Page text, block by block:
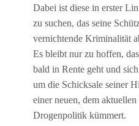
Dabei ist diese in erster
zu suchen, das seine
vernichtende Kriminalität
Es bleibt nur zu hoffen,
bald in Rente geht und
um die Schicksale seiner
einer neuen, dem
Drogenpolitik kümmert.